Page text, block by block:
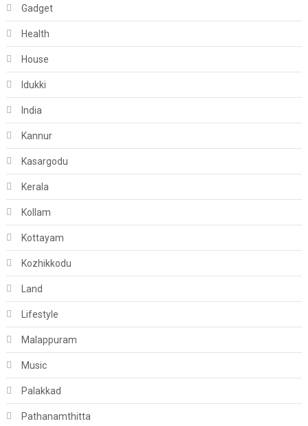
Gadget
Health
House
Idukki
India
Kannur
Kasargodu
Kerala
Kollam
Kottayam
Kozhikkodu
Land
Lifestyle
Malappuram
Music
Palakkad
Pathanamthitta